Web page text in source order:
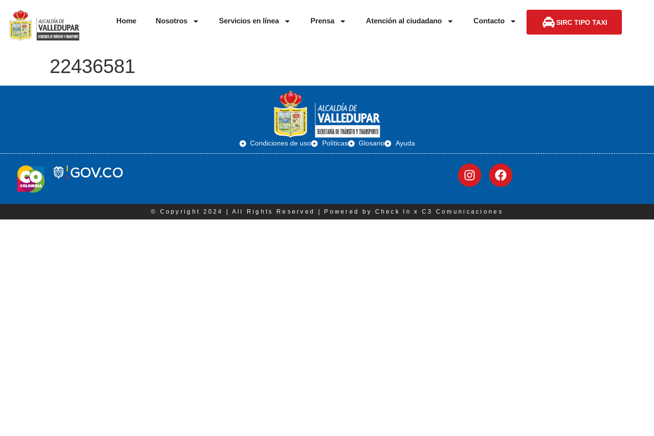
Home Nosotros Servicios en línea Prensa Atención al ciudadano Contacto SIRC TIPO TAXI
22436581
Condiciones de uso Políticas Glosario Ayuda
© Copyright 2024 | All Rights Reserved | Powered by Check In x C3 Comunicaciones